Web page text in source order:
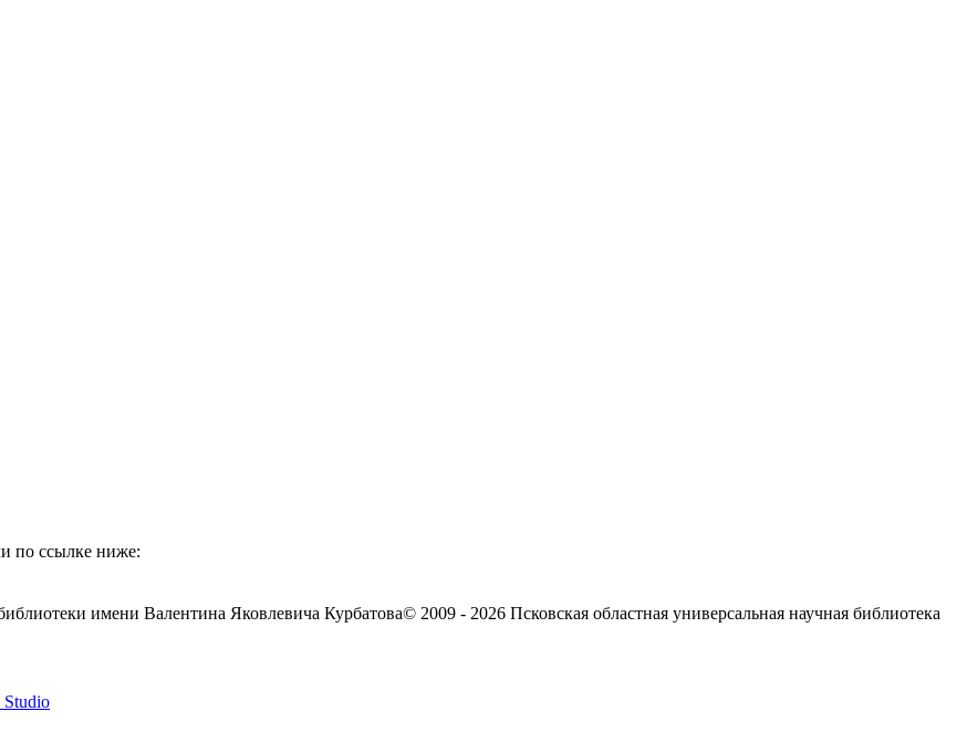
по ссылке ниже:
имени Валентина Яковлевича Курбатова© 2009 - 2026 Псковская областная универсальная научная библиотека
Studio